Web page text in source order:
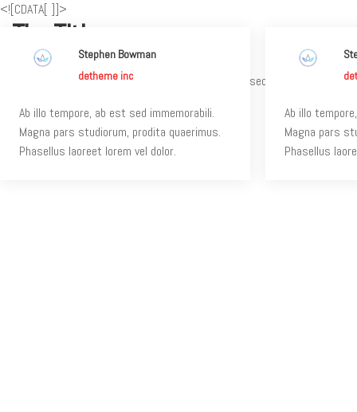
<![CDATA[
The Title
Lorem ipsum dolor sit amet, consectetur adipiscing
Stephen Bowman
detheme inc
Ab illo tempore, ab est sed immemorabili.
Magna pars studiorum, prodita quaerimus.
Phasellus laoreet lorem vel dolor.
Ab illo
Magna pars
Phasellus
]]>